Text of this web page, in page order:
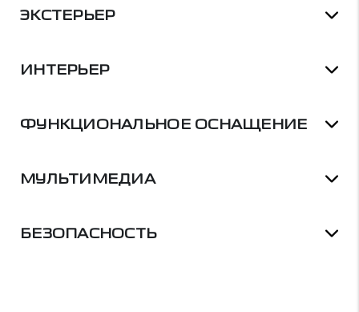
ЭКСТЕРЬЕР
ИНТЕРЬЕР
ФУНКЦИОНАЛЬНОЕ ОСНАЩЕНИЕ
МУЛЬТИМЕДИА
БЕЗОПАСНОСТЬ